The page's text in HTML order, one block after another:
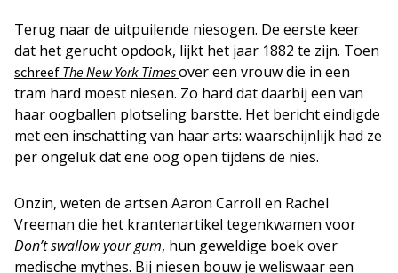
Terug naar de uitpuilende niesogen. De eerste keer
dat het gerucht opdook, lijkt het jaar 1882 te zijn. Toen
schreef The New York Timesover een vrouw die in een
tram hard moest niesen. Zo hard dat daarbij een van
haar oogballen plotseling barstte. Het bericht eindigde
met een inschatting van haar arts: waarschijnlijk had ze
per ongeluk dat ene oog open tijdens de nies.
Onzin, weten de artsen Aaron Carroll en Rachel
Vreeman die het krantenartikel tegenkwamen voor
Don’t swallow your gum, hun geweldige boek over
medische mythes. Bij niesen bouw je weliswaar een